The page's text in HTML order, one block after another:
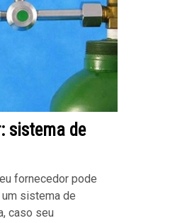
sistema de
fornecedor pode
sistema de
caso seu